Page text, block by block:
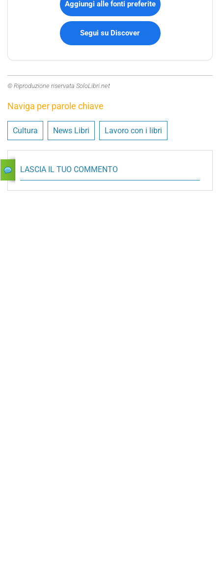
Aggiungi alle fonti preferite
Segui su Discover
© Riproduzione riservata SoloLibri.net
Naviga per parole chiave
Cultura News Libri Lavoro con i libri
LASCIA IL TUO COMMENTO